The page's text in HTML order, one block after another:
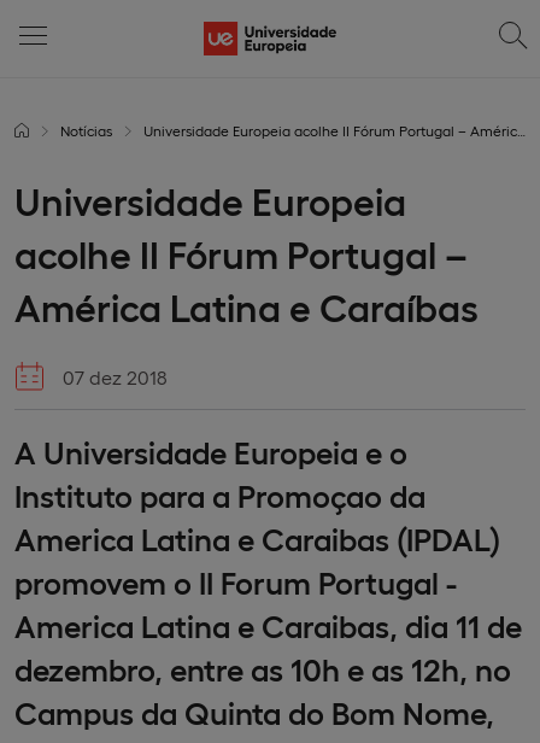
Notícias Universidade Europeia acolhe II Fórum Portugal – América Latina e Caraíbas
Universidade Europeia
acolhe II Fórum Portugal –
América Latina e Caraíbas
07 dez 2018
A Universidade Europeia e o
Instituto para a Promoçao da
America Latina e Caraibas (IPDAL)
promovem o II Forum Portugal -
America Latina e Caraibas, dia 11 de
dezembro, entre as 10h e as 12h, no
Campus da Quinta do Bom Nome,